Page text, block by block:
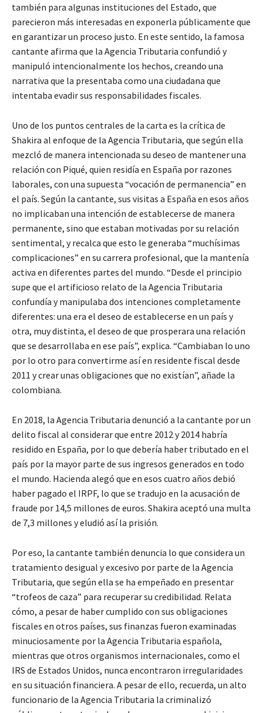
también para algunas instituciones del Estado, que
parecieron más interesadas en exponerla públicamente que
en garantizar un proceso justo. En este sentido, la famosa
cantante afirma que la Agencia Tributaria confundió y
manipuló intencionalmente los hechos, creando una
narrativa que la presentaba como una ciudadana que
intentaba evadir sus responsabilidades fiscales.
Uno de los puntos centrales de la carta es la crítica de
Shakira al enfoque de la Agencia Tributaria, que según ella
mezcló de manera intencionada su deseo de mantener una
relación con Piqué, quien residía en España por razones
laborales, con una supuesta “vocación de permanencia” en
el país. Según la cantante, sus visitas a España en esos años
no implicaban una intención de establecerse de manera
permanente, sino que estaban motivadas por su relación
sentimental, y recalca que esto le generaba “muchísimas
complicaciones” en su carrera profesional, que la mantenía
activa en diferentes partes del mundo. “Desde el principio
supe que el artificioso relato de la Agencia Tributaria
confundía y manipulaba dos intenciones completamente
diferentes: una era el deseo de establecerse en un país y
otra, muy distinta, el deseo de que prosperara una relación
que se desarrollaba en ese país”, explica. “Cambiaban lo uno
por lo otro para convertirme así en residente fiscal desde
2011 y crear unas obligaciones que no existían”, añade la
colombiana.
En 2018, la Agencia Tributaria denunció a la cantante por un
delito fiscal al considerar que entre 2012 y 2014 habría
residido en España, por lo que debería haber tributado en el
país por la mayor parte de sus ingresos generados en todo
el mundo. Hacienda alegó que en esos cuatro años debió
haber pagado el IRPF, lo que se tradujo en la acusación de
fraude por 14,5 millones de euros. Shakira aceptó una multa
de 7,3 millones y eludió así la prisión.
Por eso, la cantante también denuncia lo que considera un
tratamiento desigual y excesivo por parte de la Agencia
Tributaria, que según ella se ha empeñado en presentar
“trofeos de caza” para recuperar su credibilidad. Relata
cómo, a pesar de haber cumplido con sus obligaciones
fiscales en otros países, sus finanzas fueron examinadas
minuciosamente por la Agencia Tributaria española,
mientras que otros organismos internacionales, como el
IRS de Estados Unidos, nunca encontraron irregularidades
en su situación financiera. A pesar de ello, recuerda, un alto
funcionario de la Agencia Tributaria la criminalizó